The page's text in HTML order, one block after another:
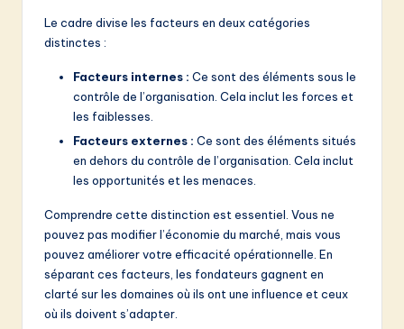
ti
Le cadre divise les facteurs en deux catégories
distinctes :
Facteurs internes : Ce sont des éléments sous le
contrôle de l’organisation. Cela inclut les forces et
les faiblesses.
Facteurs externes : Ce sont des éléments situés
en dehors du contrôle de l’organisation. Cela inclut
les opportunités et les menaces.
Comprendre cette distinction est essentiel. Vous ne
pouvez pas modifier l’économie du marché, mais vous
pouvez améliorer votre efficacité opérationnelle. En
séparant ces facteurs, les fondateurs gagnent en
clarté sur les domaines où ils ont une influence et ceux
où ils doivent s’adapter.